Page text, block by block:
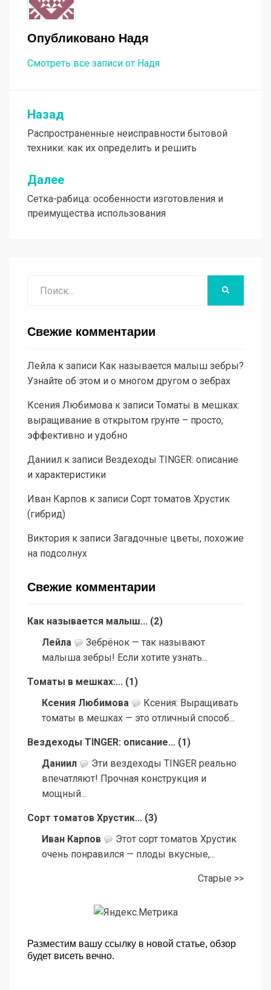
Опубликовано Надя
Смотреть все записи от Надя
Навигация
по
записям
Назад
Распространенные неисправности бытовой
техники: как их определить и решить
Далее
Сетка-рабица: особенности изготовления и
преимущества использования
Свежие комментарии
Лейла к записи Как называется малыш зебры?
Узнайте об этом и о многом другом о зебрах
Ксения Любимова к записи Томаты в мешках:
выращивание в открытом грунте – просто,
эффективно и удобно
Даниил к записи Вездеходы TINGER: описание
и характеристики
Иван Карпов к записи Сорт томатов Хрустик
(гибрид)
Виктория к записи Загадочные цветы, похожие
на подсолнух
Свежие комментарии
Как называется малыш... (2)
Лейла
Зебрёнок — так называют
малыша зебры! Если хотите узнать...
Томаты в мешках:... (1)
Ксения Любимова
Ксения: Выращивать
томаты в мешках — это отличный способ...
Вездеходы TINGER: описание... (1)
Даниил
Эти вездеходы TINGER реально
впечатляют! Прочная конструкция и
мощный...
Сорт томатов Хрустик... (3)
Иван Карпов
Этот сорт томатов Хрустик
очень понравился — плоды вкусные,...
Старые >>
Разместим вашу ссылку в новой статье, обзор
будет висеть вечно.